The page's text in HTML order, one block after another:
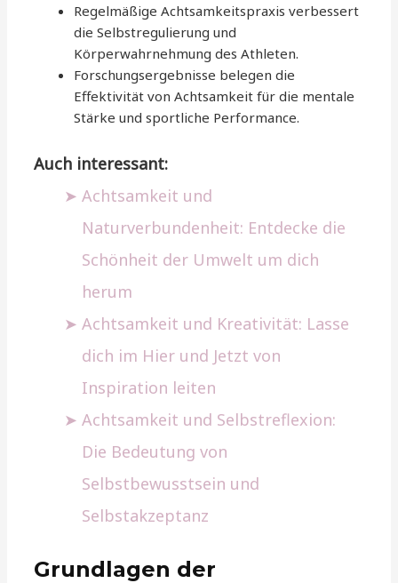
Regelmäßige Achtsamkeitspraxis verbessert
die Selbstregulierung und
Körperwahrnehmung des Athleten.
Forschungsergebnisse belegen die
Effektivität von Achtsamkeit für die mentale
Stärke und sportliche Performance.
Auch interessant:
Achtsamkeit und
Naturverbundenheit: Entdecke die
Schönheit der Umwelt um dich
herum
Achtsamkeit und Kreativität: Lasse
dich im Hier und Jetzt von
Inspiration leiten
Achtsamkeit und Selbstreflexion:
Die Bedeutung von
Selbstbewusstsein und
Selbstakzeptanz
Grundlagen der